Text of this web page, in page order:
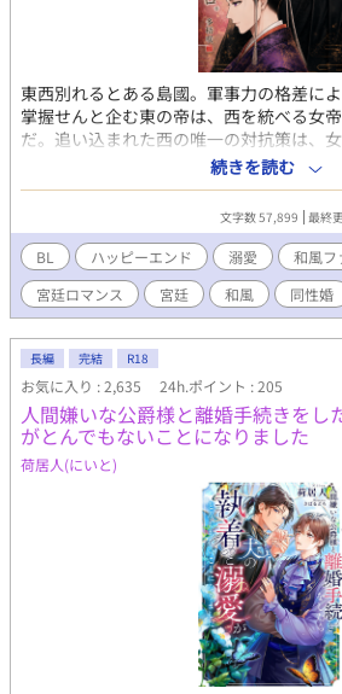
東西別れるとある島國。軍事力の格差に
掌握せんと企む東の帝は、西を統べる女
だ。追い込まれた西の唯一の対抗策は、
した、悲しい覚悟であった。祖国と姉を
子は初めて『外』で生きてみようとす
ちながらも、其れは異なった二つの国。
世の先駆けとなる東の国(江戸風)。何よ
在るべきとする西の国(平安風)。そんな世
歴史の一幕を綴る和宮廷ファンタジー
束できます。
続きを読む
文字数 57,899 最終
BL ハッピーエンド 溺愛
和風フ
宮廷ロマンス
宮廷 和風 同性婚
長編 完結 R18
お気に入り : 2,635 24h.ポイント : 205
人間嫌いな公爵様と離婚手続きをし
がとんでもないことになりました
荷居人(にいと)